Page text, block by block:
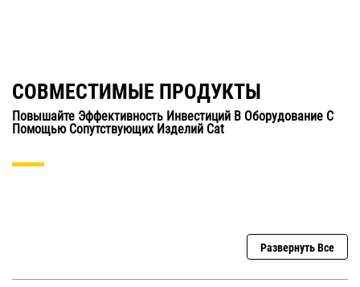
СОВМЕСТИМЫЕ ПРОДУКТЫ
Повышайте Эффективность Инвестиций В Оборудование С
Помощью Сопутствующих Изделий Cat
Развернуть Все